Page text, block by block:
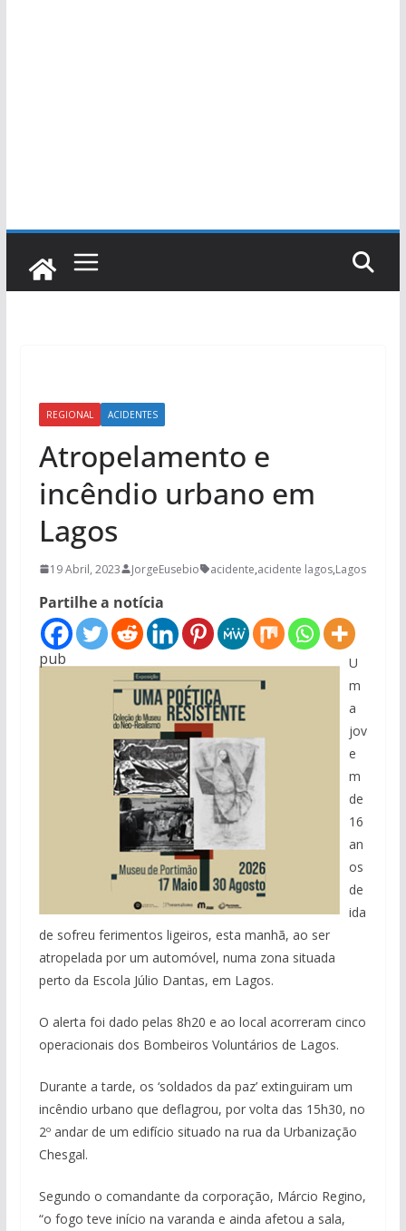
REGIONAL ACIDENTES
Atropelamento e
incêndio urbano em
Lagos
19 Abril, 2023 JorgeEusebio acidente,acidente lagos,Lagos
Partilhe a notícia
pub
U
m
a
jov
e
m
de
16
an
os
de
ida
de sofreu ferimentos ligeiros, esta manhã, ao ser
atropelada por um automóvel, numa zona situada
perto da Escola Júlio Dantas, em Lagos.
O alerta foi dado pelas 8h20 e ao local acorreram cinco
operacionais dos Bombeiros Voluntários de Lagos.
Durante a tarde, os ‘soldados da paz’ extinguiram um
incêndio urbano que deflagrou, por volta das 15h30, no
2º andar de um edifício situado na rua da Urbanização
Chesgal.
Segundo o comandante da corporação, Márcio Regino,
“o fogo teve início na varanda e ainda afetou a sala,